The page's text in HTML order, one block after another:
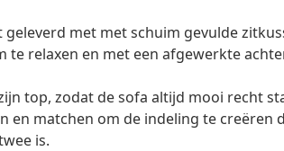
geleverd met met schuim gevulde
te relaxen en met een afgewerkte
top, zodat de sofa altijd mooi recht
en matchen om de indeling te creëren
is.